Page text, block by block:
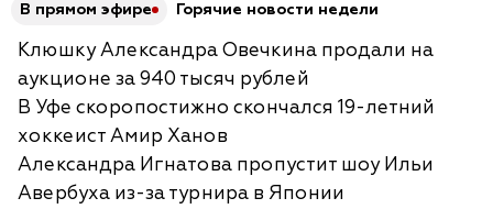
В прямом эфире Горячие новости недели
Клюшку Александра Овечкина продали на
аукционе за 940 тысяч рублей
В Уфе скоропостижно скончался 19-летний
хоккеист Амир Ханов
Александра Игнатова пропустит шоу Ильи
Авербуха из-за турнира в Японии